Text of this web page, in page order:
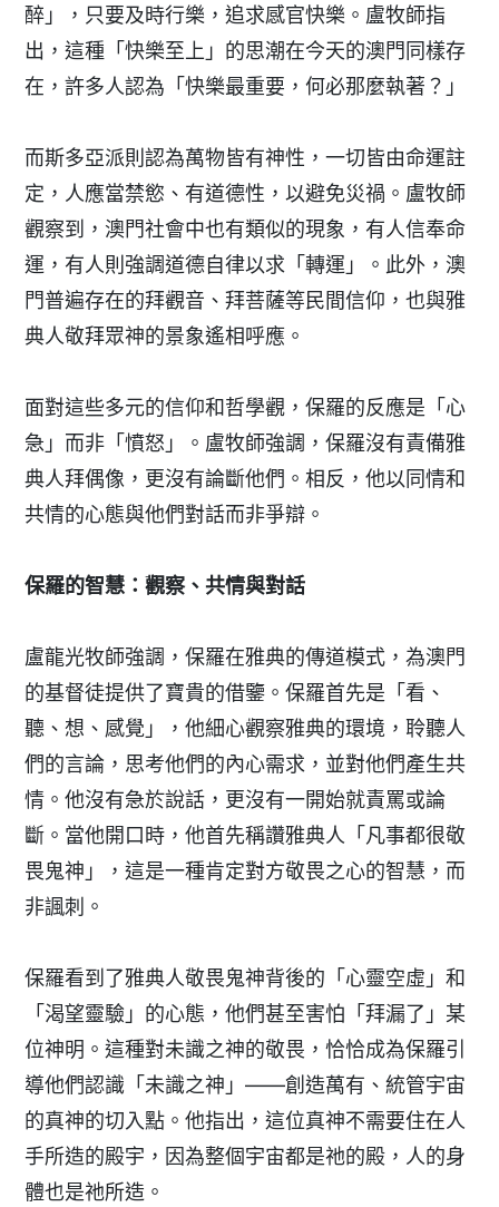
醉」，只要及時行樂，追求感官快樂。盧牧師指
出，這種「快樂至上」的思潮在今天的澳門同樣存
在，許多人認為「快樂最重要，何必那麼執著？」
而斯多亞派則認為萬物皆有神性，一切皆由命運註
定，人應當禁慾、有道德性，以避免災禍。盧牧師
觀察到，澳門社會中也有類似的現象，有人信奉命
運，有人則強調道德自律以求「轉運」。此外，澳
門普遍存在的拜觀音、拜菩薩等民間信仰，也與雅
典人敬拜眾神的景象遙相呼應。
面對這些多元的信仰和哲學觀，保羅的反應是「心
急」而非「憤怒」。盧牧師強調，保羅沒有責備雅
典人拜偶像，更沒有論斷他們。相反，他以同情和
共情的心態與他們對話而非爭辯。
保羅的智慧：觀察、共情與對話
盧龍光牧師強調，保羅在雅典的傳道模式，為澳門
的基督徒提供了寶貴的借鑒。保羅首先是「看、
聽、想、感覺」，他細心觀察雅典的環境，聆聽人
們的言論，思考他們的內心需求，並對他們產生共
情。他沒有急於說話，更沒有一開始就責罵或論
斷。當他開口時，他首先稱讚雅典人「凡事都很敬
畏鬼神」，這是一種肯定對方敬畏之心的智慧，而
非諷刺。
保羅看到了雅典人敬畏鬼神背後的「心靈空虛」和
「渴望靈驗」的心態，他們甚至害怕「拜漏了」某
位神明。這種對未識之神的敬畏，恰恰成為保羅引
導他們認識「未識之神」——創造萬有、統管宇宙
的真神的切入點。他指出，這位真神不需要住在人
手所造的殿宇，因為整個宇宙都是祂的殿，人的身
體也是祂所造。